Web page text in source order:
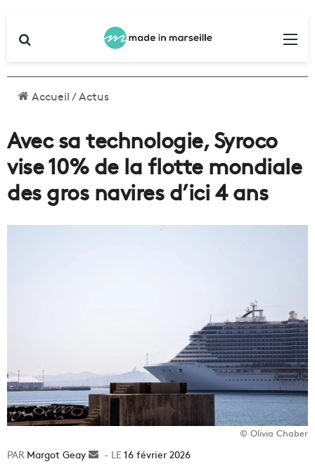
Accueil/Actus
Avec sa technologie, Syroco
vise 10% de la flotte mondiale
des gros navires d’ici 4 ans
© Olivia Chaber
Margot Geay
Envoyer16 février 2026